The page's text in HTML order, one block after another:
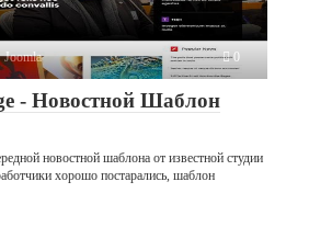
Joomla 0
- Новостной Шаблон
новостной шаблона от известной студии
хорошо постарались, шаблон